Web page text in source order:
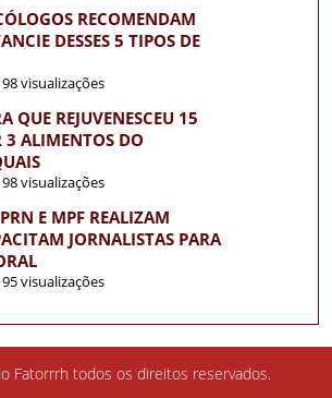
RECOMENDAM
DESSES 5 TIPOS DE
98 visualizações
QUE REJUVENESCEU 15
3 ALIMENTOS DO
98 visualizações
E MPF REALIZAM
JORNALISTAS PARA
95 visualizações
Fatorrrh todos os direitos reservados.